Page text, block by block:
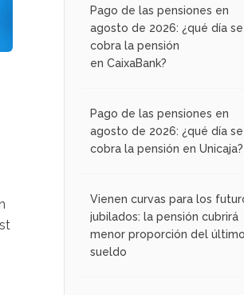
Pago de las pensiones en
agosto de 2026: ¿qué día se
cobra la pensión
en CaixaBank?
Pago de las pensiones en
agosto de 2026: ¿qué día se
cobra la pensión en Unicaja?
Vienen curvas para los
jubilados: la pensión cubrirá
menor proporción del último
sueldo